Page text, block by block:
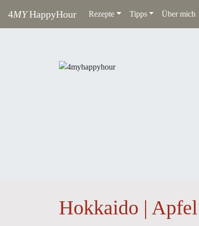
4MYHappyHour Rezepte Tipps Über mich
Hokkaido |